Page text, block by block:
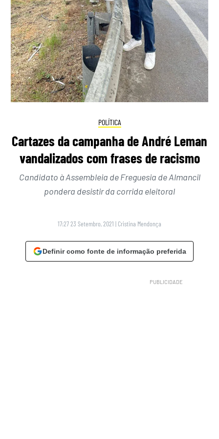
POLÍTICA
Cartazes da campanha de André Leman
vandalizados com frases de racismo
Candidato à Assembleia de Freguesia de Almancil
pondera desistir da corrida eleitoral
17:27 23 Setembro, 2021 | Cristina Mendonça
Definir como fonte de informação preferida